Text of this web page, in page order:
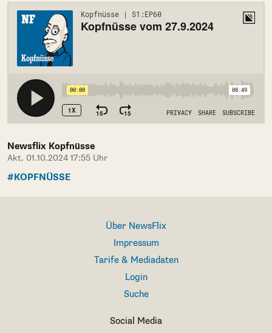
Newsflix Kopfnüsse
Akt. 01.10.2024 17:55 Uhr
#KOPFNÜSSE
Über NewsFlix
Impressum
Tarife & Mediadaten
Login
Suche
Social Media